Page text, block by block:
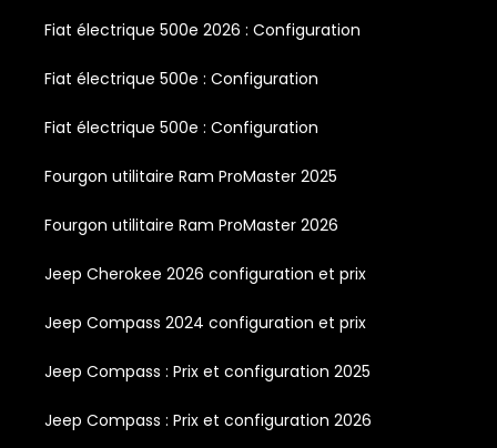
Fiat électrique 500e 2026 : Configuration
Fiat électrique 500e : Configuration
Fiat électrique 500e : Configuration
Fourgon utilitaire Ram ProMaster 2025
Fourgon utilitaire Ram ProMaster 2026
Jeep Cherokee 2026 configuration et prix
Jeep Compass 2024 configuration et prix
Jeep Compass : Prix et configuration 2025
Jeep Compass : Prix et configuration 2026